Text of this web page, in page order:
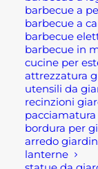
barbecue a
barbecue a
barbecue
barbecue in
cucine per
attrezzatura
utensili da
recinzioni
pacciamatura
bordura per
arredo
lanterne
far
E'
Infatti